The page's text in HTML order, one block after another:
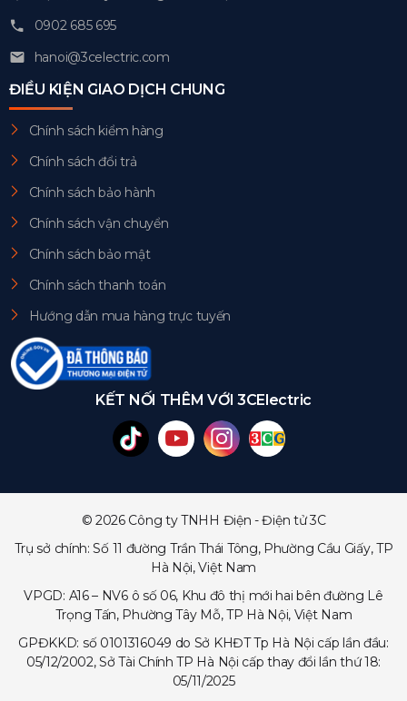
0902 685 695
hanoi@3celectric.com
ĐIỀU KIỆN GIAO DỊCH CHUNG
Chính sách kiểm hàng
Chính sách đổi trả
Chính sách bảo hành
Chính sách vận chuyển
Chính sách bảo mật
Chính sách thanh toán
Hướng dẫn mua hàng trực tuyến
KẾT NỐI THÊM VỚI 3CElectric
© 2026 Công ty TNHH Điện - Điện tử 3C
Trụ sở chính: Số 11 đường Trần Thái Tông, Phường Cầu Giấy, TP
Hà Nội, Việt Nam
VPGD: A16 – NV6 ô số 06, Khu đô thị mới hai bên đường Lê
Trọng Tấn, Phường Tây Mỗ, TP Hà Nội, Việt Nam
GPĐKKD: số 0101316049 do Sở KHĐT Tp Hà Nội cấp lần đầu:
05/12/2002, Sở Tài Chính TP Hà Nội cấp thay đổi lần thứ 18:
05/11/2025